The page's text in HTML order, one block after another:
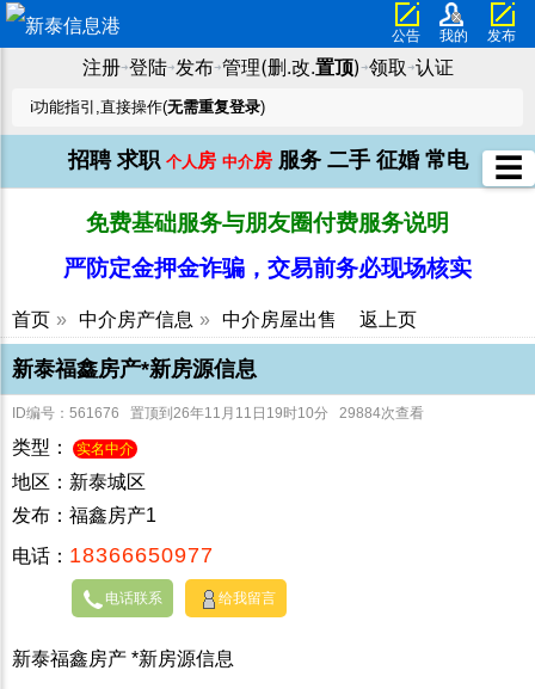
公告 我的 发布
注册➜登陆➜发布➜管理(删.改.置顶) ➜领取 ➜认证
ℹ️功能指引,直接操作(无需重复登录)
招聘 求职 个人 房 中介房 服务 二手 征婚 常电
免费基础服务与朋友圈付费服务说明
严防定金押金诈骗，交易前务必现场核实
首页 » 中介房产信息 » 中介房屋出售 返上页
新泰福鑫房产*新房源信息
ID编号：561676 置顶到26年11月11日19时10分 29884次查看
类型： 实名中介
地区：新泰城区
发布：福鑫房产1
电话： 18366650977
电话联系 给我留言
新泰福鑫房产 *新房源信息
☰